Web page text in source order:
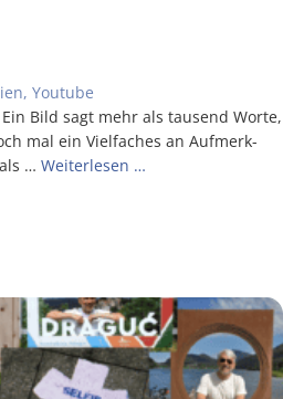
, Youtube
Bild sagt mehr als tau­send Wor­te,
mal ein Viel­fa­ches an Auf­merk­
… Wei­ter­le­sen …